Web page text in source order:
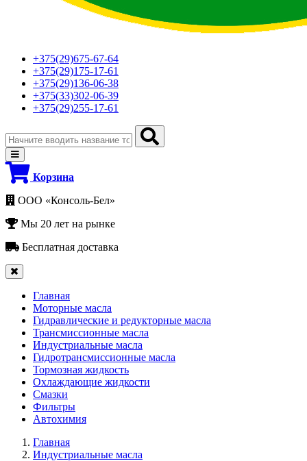
+375(29)675-67-64
+375(29)175-17-61
+375(29)136-06-38
+375(33)302-06-39
+375(29)255-17-61
Корзина
ООО «Консоль-Бел»
Мы 20 лет на рынке
Бесплатная доставка
Главная
Моторные масла
Гидравлические и редукторные масла
Трансмиссионные масла
Индустриальные масла
Гидротрансмиссионные масла
Тормозная жидкость
Охлаждающие жидкости
Смазки
Фильтры
Автохимия
Главная
Индустриальные масла